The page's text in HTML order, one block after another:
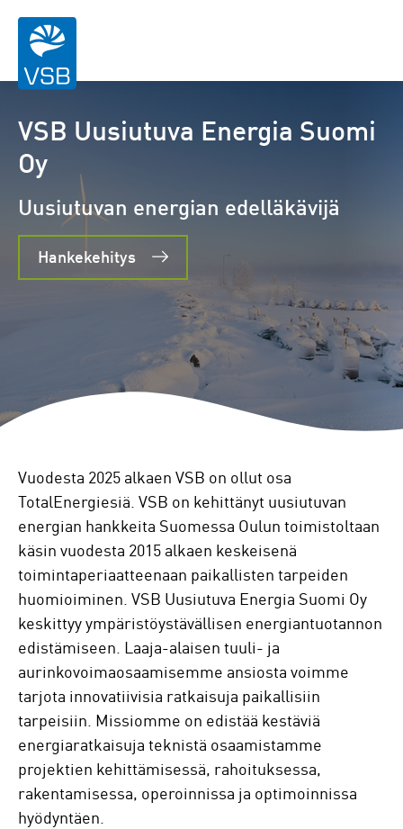
Kotisivu
VSB Uusiutuva Energia Suomi
Oy
Uusiutuvan energian edelläkävijä
Hankekehitys
Vuodesta 2025 alkaen VSB on ollut osa
TotalEnergiesiä. VSB on kehittänyt uusiutuvan
energian hankkeita Suomessa Oulun toimistoltaan
käsin vuodesta 2015 alkaen keskeisenä
toimintaperiaatteenaan paikallisten tarpeiden
huomioiminen. VSB Uusiutuva Energia Suomi Oy
keskittyy ympäristöystävällisen energiantuotannon
edistämiseen. Laaja-alaisen tuuli- ja
aurinkovoimaosaamisemme ansiosta voimme
tarjota innovatiivisia ratkaisuja paikallisiin
tarpeisiin. Missiomme on edistää kestäviä
energiaratkaisuja teknistä osaamistamme
projektien kehittämisessä, rahoituksessa,
rakentamisessa, operoinnissa ja optimoinnissa
hyödyntäen.